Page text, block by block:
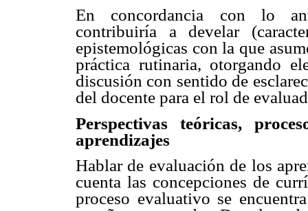
En concordancia con lo
contribuiría a develar
epistemológicas con la que
práctica rutinaria, otorgando
discusión con sentido de
del docente para el rol de
Perspectivas teóricas,
aprendizajes
Hablar de evaluación de los
cuenta las concepciones de
proceso evaluativo se